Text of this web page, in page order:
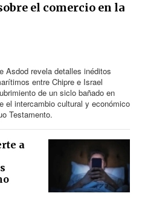
el comercio en la
Asdod revela detalles inéditos
entre Chipre e Israel
de un siclo bañado en
el intercambio cultural y económico
Testamento.
a